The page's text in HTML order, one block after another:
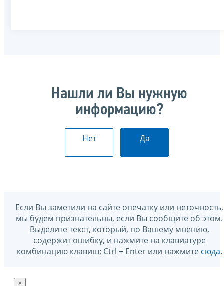
Нашли ли Вы нужную
информацию?
Нет Да
Если Вы заметили на сайте опечатку или неточность,
мы будем признательны, если Вы сообщите об этом.
Выделите текст, который, по Вашему мнению,
содержит ошибку, и нажмите на клавиатуре
комбинацию клавиш: Ctrl + Enter или нажмите сюда.
×